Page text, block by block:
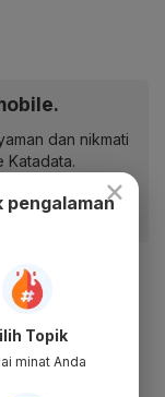
dan nikmati
Katadata.
×
pengalaman
Topik
minat Anda